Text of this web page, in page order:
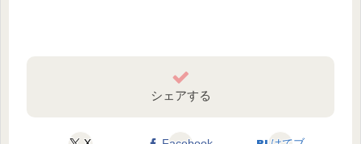
シェアする